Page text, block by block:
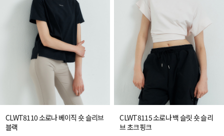
CLWT8110 소로나 베이직 숏 슬리브
블랙
CLWT8115 소로나 백 슬릿 숏 슬리
브 초크핑크